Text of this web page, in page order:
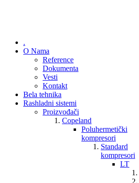
.
O Nama
Reference
Dokumenta
Vesti
Kontakt
Bela tehnika
Rashladni sistemi
Proizvođači
Copeland
Poluhermetički
kompresori
Standard
kompresori
LT